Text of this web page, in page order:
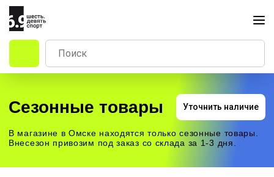
Сезонные товары
В магазине в Омске находятся только сезонные товары.
Внесезон привозим под заказ со склада за 1-3 дня.